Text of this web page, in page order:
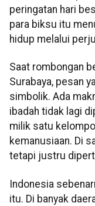
peringatan hari
para biksu itu
hidup melalui
Saat rombongan
Surabaya, pesan
simbolik. Ada
ibadah tidak lagi
milik satu
kemanusiaan. Di
tetapi justru
Indonesia
itu. Di banyak